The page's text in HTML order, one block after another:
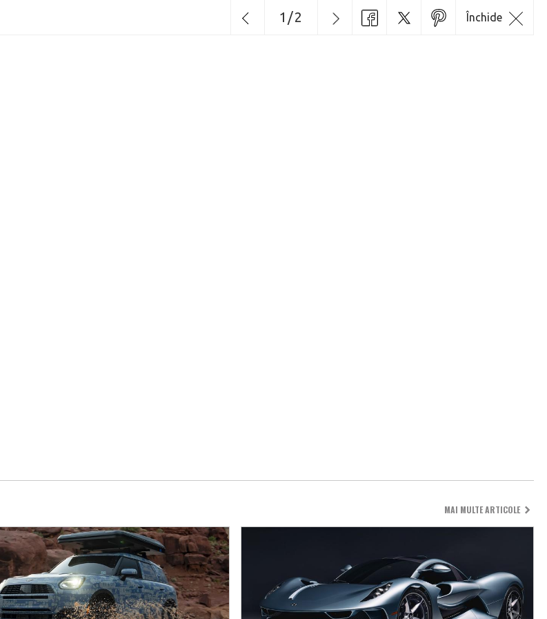
Închide
1 /2
MAI MULTE ARTICOLE